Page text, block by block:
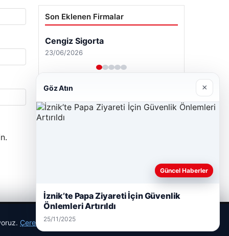
Son Eklenen Firmalar
Cengiz Sigorta
23/06/2026
Çerez Politikamız
Göz Atın ×
Güncel Haberler
İznik’te Papa Ziyareti İçin Güvenlik
Önlemleri Artırıldı
25/11/2025